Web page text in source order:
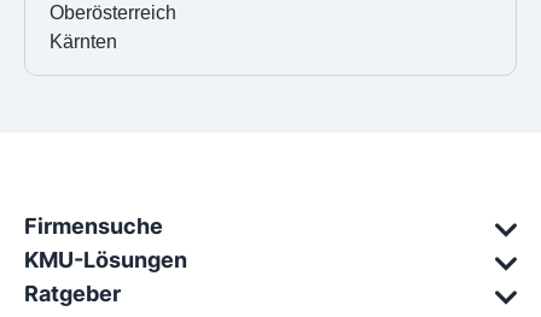
Oberösterreich
Kärnten
Firmensuche
KMU-Lösungen
Ratgeber